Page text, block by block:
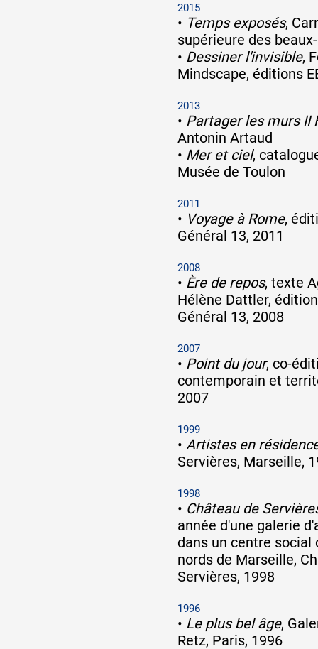
2015
• Temps exposés,
supérieure des
• Dessiner l'invisible,
Mindscape, éditions
2013
• Partager les murs II
Antonin Artaud
• Mer et ciel,
Musée de Toulon
2011
• Voyage à Rome,
Général 13, 2011
2008
• Ère de repos, texte
Hélène Dattler,
Général 13, 2008
2007
• Point du jour, co-
contemporain et
2007
1999
• Artistes en
Servières, Marseille,
1998
• Château de
année d'une galerie
dans un centre social
nords de Marseille,
Servières, 1998
1996
• Le plus bel âge,
Retz, Paris, 1996